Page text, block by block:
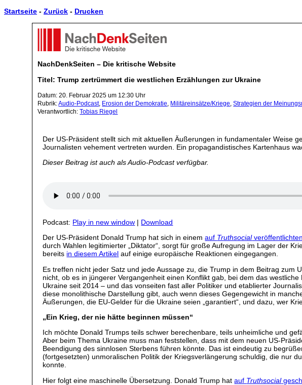
Startseite - Zurück - Drucken
NachDenkSeiten – Die kritische Website
Titel: Trump zertrümmert die westlichen Erzählungen zur Ukraine
Datum: 20. Februar 2025 um 12:30 Uhr
Rubrik:Audio-Podcast, Erosion der Demokratie, Militäreinsätze/Kriege,Strategien der
Verantwortlich:Tobias Riegel
Der US-Präsident stellt sich mit aktuellen Äußerungen in fundamentaler Weise
Journalisten vehement vertreten wurden. Ein propagandistisches Kartenhaus
Dieser Beitrag ist auch als Audio-Podcast verfügbar.
Podcast: Play in new window | Download
Der US-Präsident Donald Trump hat sich in einemauf Truthsocial
durch Wahlen legitimierter „Diktator“, sorgt für große Aufregung im Lager der
bereits in diesem Artikel auf einige europäische Reaktionen eingegangen.
Es treffen nicht jeder Satz und jede Aussage zu, die Trump in dem Beitrag
nicht, ob es in jüngerer Vergangenheit einen Konflikt gab, bei dem das
Ukraine seit 2014 – und das vonseiten fast aller Politiker und etablierter
diese monolithische Darstellung gibt, auch wenn dieses Gegengewicht in
Äußerungen, die EU-Gelder für die Ukraine seien „garantiert“, und dazu, wer
„Ein Krieg, der nie hätte beginnen müssen“
Ich möchte Donald Trumps teils schwer berechenbare, teils unheimliche und
Aber beim Thema Ukraine muss man feststellen, dass mit dem neuen US-
Beendigung des sinnlosen Sterbens führen könnte. Das ist eindeutig zu
(fortgesetzten) unmoralischen Politik der Kriegsverlängerung schuldig, die nur
konnte.
Hier folgt eine maschinelle Übersetzung. Donald Trump hatauf Truthsocial